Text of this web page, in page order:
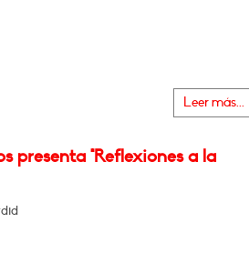
Leer más...
presenta "Reflexiones a la